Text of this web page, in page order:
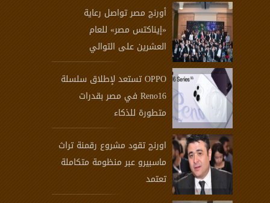
أورنچ مصر تواصل رعاية
«إيناكتس مصر» للعام
العشرين على التوالي
OPPO تستعد لإطلاق سلسلة
Reno16 في مصر بقدرات
متطورة للذكاء
اورنچ تقود مشروع رقمنة تراث
ماسبيرو عبر منظومة متكاملة
تعتمد